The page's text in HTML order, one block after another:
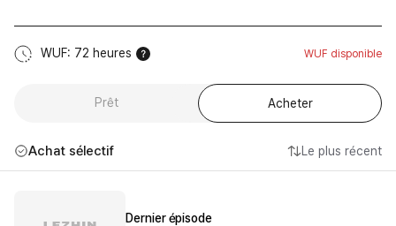
WUF: 72 heures WUF disponible
Prêt Acheter
Achat sélectif Le plus récent
Dernier épisode